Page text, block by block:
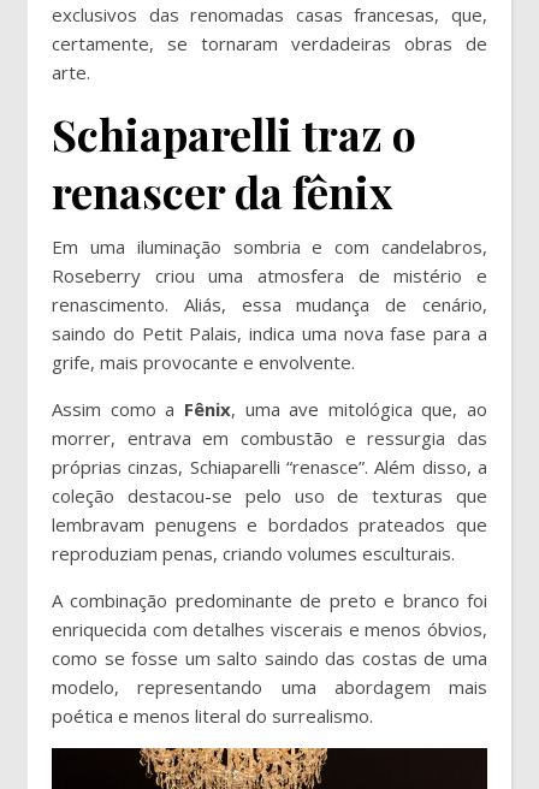
exclusivos das renomadas casas francesas, que,
certamente, se tornaram verdadeiras obras de
arte.
Schiaparelli traz o
renascer da fênix
Em uma iluminação sombria e com candelabros,
Roseberry criou uma atmosfera de mistério e
renascimento. Aliás, essa mudança de cenário,
saindo do Petit Palais, indica uma nova fase para a
grife, mais provocante e envolvente.
Assim como a Fênix, uma ave mitológica que, ao
morrer, entrava em combustão e ressurgia das
próprias cinzas, Schiaparelli “renasce”. Além disso, a
coleção destacou-se pelo uso de texturas que
lembravam penugens e bordados prateados que
reproduziam penas, criando volumes esculturais.
A combinação predominante de preto e branco foi
enriquecida com detalhes viscerais e menos óbvios,
como se fosse um salto saindo das costas de uma
modelo, representando uma abordagem mais
poética e menos literal do surrealismo.